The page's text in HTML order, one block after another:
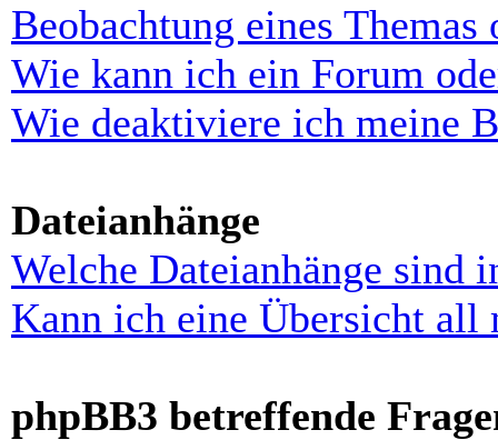
Beobachtung eines Themas
Wie kann ich ein Forum
Wie deaktiviere ich meine
Dateianhänge
Welche Dateianhänge sind
Kann ich eine Übersicht all
phpBB3 betreffende